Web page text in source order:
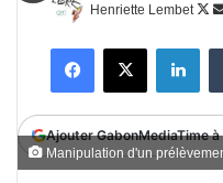
Henriette Lembet
FacebookX
Ajouter GabonMediaTime
Manipulation d'un